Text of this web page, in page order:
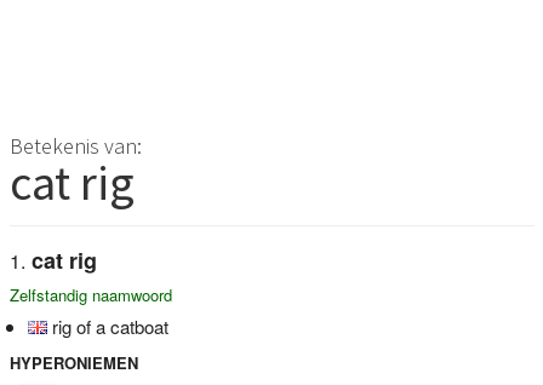
Betekenis van:
cat rig
cat rig
Zelfstandig naamwoord
rig of a catboat
HYPERONIEMEN